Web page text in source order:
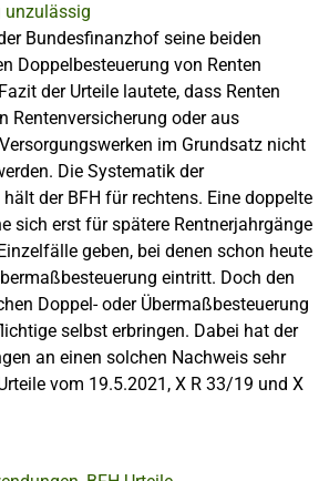
Bundesfinanzhof seine beiden
Doppelbesteuerung von Renten
der Urteile lautete, dass Renten
Rentenversicherung oder aus
im Grundsatz nicht
Die Systematik der
der BFH für rechtens. Eine doppelte
sich erst für spätere Rentnerjahrgänge
geben, bei denen schon heute
eintritt. Doch den
Doppel- oder Übermaßbesteuerung
selbst erbringen. Dabei hat der
an einen solchen Nachweis sehr
vom 19.5.2021, X R 33/19 und X